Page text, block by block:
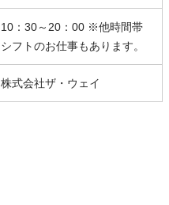
10：30～20：00 ※他時間帯
シフトのお仕事もあります。
株式会社ザ・ウェイ